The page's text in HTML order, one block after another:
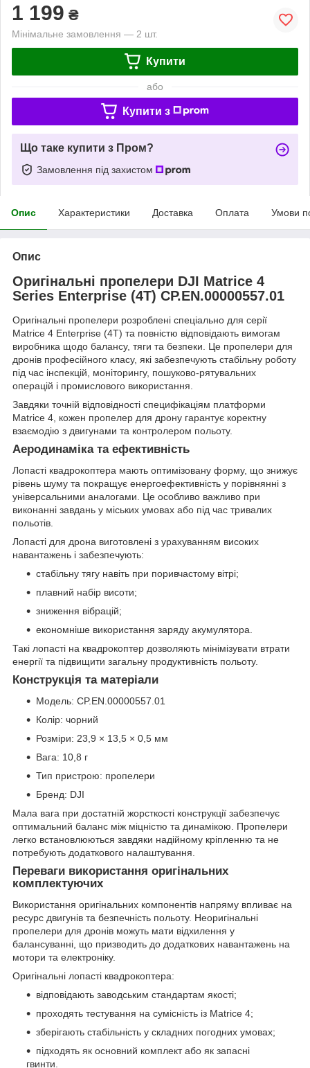
1 199 ₴
Мінімальне замовлення — 2 шт.
Купити
або
Купити з
Що таке купити з Пром?
Замовлення під захистом
Опис Характеристики Доставка Оплата Умови
Опис
Оригінальні пропелери DJI Matrice 4
Series Enterprise (4T) CP.EN.00000557.01
Оригінальні пропелери розроблені спеціально для серії
Matrice 4 Enterprise (4T) та повністю відповідають вимогам
виробника щодо балансу, тяги та безпеки. Це пропелери для
дронів професійного класу, які забезпечують стабільну роботу
під час інспекцій, моніторингу, пошуково-рятувальних
операцій і промислового використання.
Завдяки точній відповідності специфікаціям платформи
Matrice 4, кожен пропелер для дрону гарантує коректну
взаємодію з двигунами та контролером польоту.
Аеродинаміка та ефективність
Лопасті квадрокоптера мають оптимізовану форму, що знижує
рівень шуму та покращує енергоефективність у порівнянні з
універсальними аналогами. Це особливо важливо при
виконанні завдань у міських умовах або під час тривалих
польотів.
Лопасті для дрона виготовлені з урахуванням високих
навантажень і забезпечують:
стабільну тягу навіть при поривчастому вітрі;
плавний набір висоти;
зниження вібрацій;
економніше використання заряду акумулятора.
Такі лопасті на квадрокоптер дозволяють мінімізувати втрати
енергії та підвищити загальну продуктивність польоту.
Конструкція та матеріали
Модель: CP.EN.00000557.01
Колір: чорний
Розміри: 23,9 × 13,5 × 0,5 мм
Вага: 10,8 г
Тип пристрою: пропелери
Бренд: DJI
Мала вага при достатній жорсткості конструкції забезпечує
оптимальний баланс між міцністю та динамікою. Пропелери
легко встановлюються завдяки надійному кріпленню та не
потребують додаткового налаштування.
Переваги використання оригінальних
комплектуючих
Використання оригінальних компонентів напряму впливає на
ресурс двигунів та безпечність польоту. Неоригінальні
пропелери для дронів можуть мати відхилення у
балансуванні, що призводить до додаткових навантажень на
мотори та електроніку.
Оригінальні лопасті квадрокоптера:
відповідають заводським стандартам якості;
проходять тестування на сумісність із Matrice 4;
зберігають стабільність у складних погодних умовах;
підходять як основний комплект або як запасні
гвинти.